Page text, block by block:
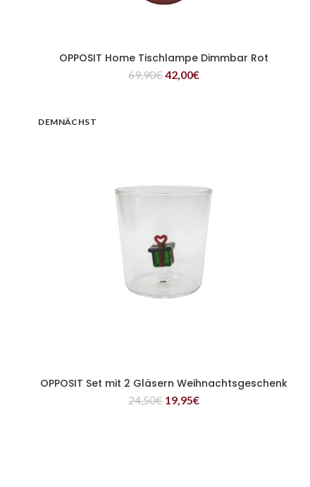
WEITERLESEN
OPPOSIT Home Tischlampe Dimmbar Rot
69,90€42,00€
DEMNÄCHST
WEITERLESEN
OPPOSIT Set mit 2 Gläsern Weihnachtsgeschenk
24,50€19,95€